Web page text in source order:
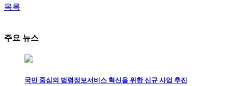
목록
주요 뉴스
국민 중심의 법령정보서비스 혁신을 위한 신규 사업 추진